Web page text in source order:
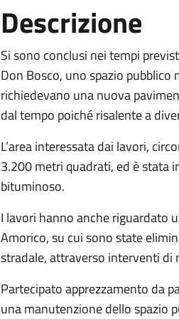
Descrizione
Si sono conclusi nei tempi
Don Bosco, uno spazio
richiedevano una nuova
dal tempo poiché risalente a
L’area interessata dai lavori,
3.200 metri quadrati, ed è stata
bituminoso.
I lavori hanno anche riguardato
Amorico, su cui sono state
stradale, attraverso interventi di
Partecipato apprezzamento da
una manutenzione dello spazio